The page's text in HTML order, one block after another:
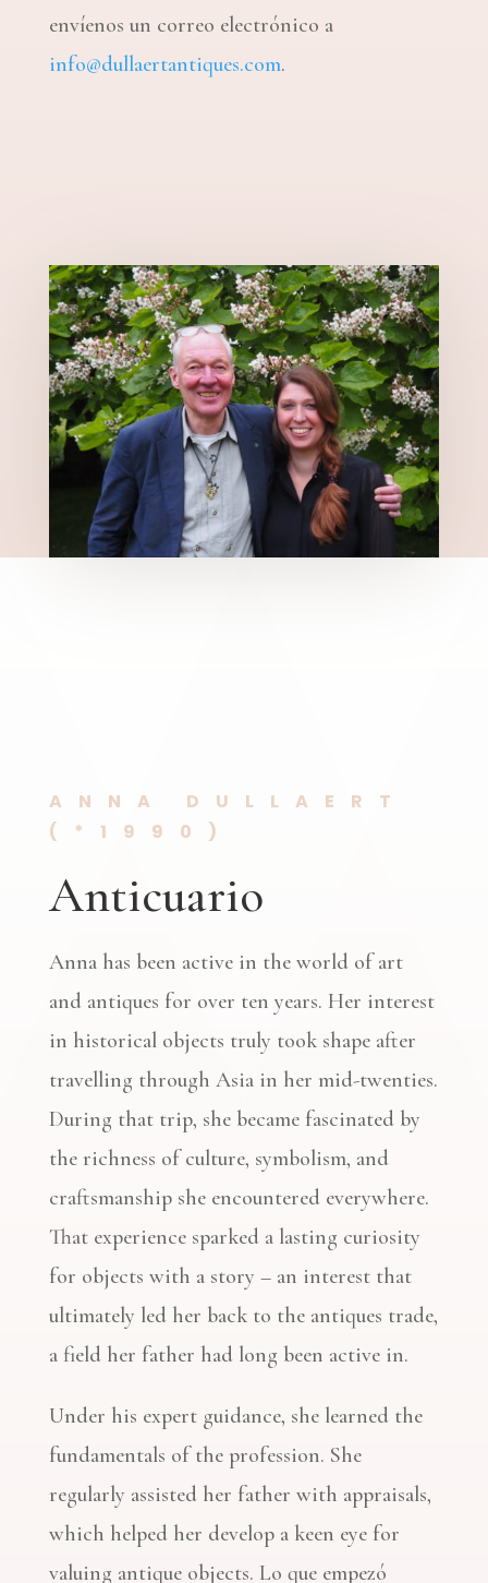
envíenos un correo electrónico a
info@dullaertantiques.com.
ANNA DULLAERT
(*1990)
Anticuario
Anna has been active in the world of art
and antiques for over ten years. Her interest
in historical objects truly took shape after
travelling through Asia in her mid-twenties.
During that trip, she became fascinated by
the richness of culture, symbolism, and
craftsmanship she encountered everywhere.
That experience sparked a lasting curiosity
for objects with a story – an interest that
ultimately led her back to the antiques trade,
a field her father had long been active in.
Under his expert guidance, she learned the
fundamentals of the profession. She
regularly assisted her father with appraisals,
which helped her develop a keen eye for
valuing antique objects.Lo que empezó